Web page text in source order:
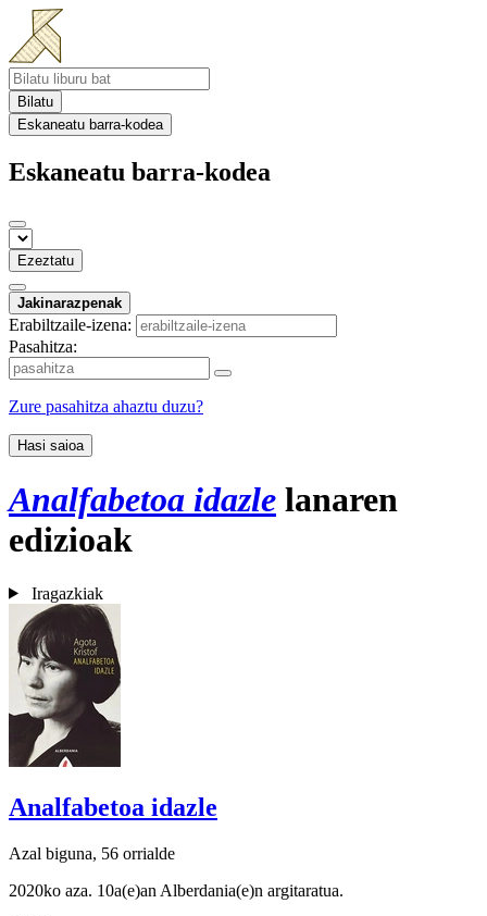
Bilatu
Eskaneatu barra-kodea
Eskaneatu barra-kodea
Ezeztatu
Jakinarazpenak
Erabiltzaile-izena:
Pasahitza:
Zure pasahitza ahaztu duzu?
Hasi saioa
Analfabetoa idazle lanaren
edizioak
Iragazkiak
Analfabetoa idazle
Azal biguna, 56 orrialde
2020ko aza. 10a(e)an Alberdania(e)n argitaratua.